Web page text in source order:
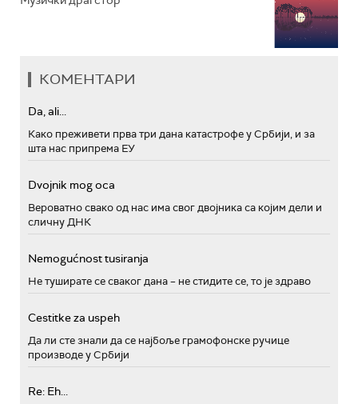
КОМЕНТАРИ
Da, ali...
Како преживети прва три дана катастрофе у Србији, и за
шта нас припрема ЕУ
Dvojnik mog oca
Вероватно свако од нас има свог двојника са којим дели и
сличну ДНК
Nemogućnost tusiranja
Не туширате се сваког дана – не стидите се, то је здраво
Cestitke za uspeh
Да ли сте знали да се најбоље грамофонске ручице
производе у Србији
Re: Eh...